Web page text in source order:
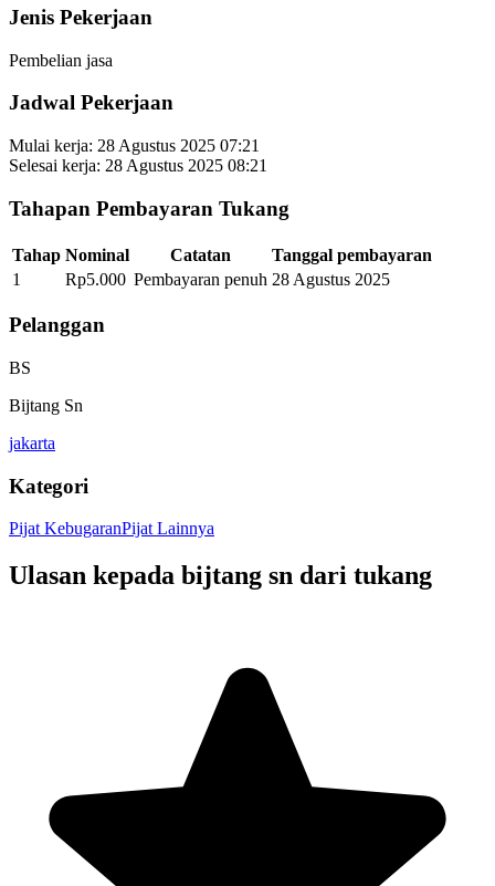
Jenis Pekerjaan
Pembelian jasa
Jadwal Pekerjaan
Mulai kerja: 28 Agustus 2025 07:21
Selesai kerja: 28 Agustus 2025 08:21
Tahapan Pembayaran Tukang
Tahap Nominal Catatan
Tanggal pembayaran
1
Rp5.000 Pembayaran penuh 28 Agustus 2025
Pelanggan
BS
Bijtang Sn
jakarta
Kategori
Pijat KebugaranPijat Lainnya
Ulasan kepada bijtang sn dari tukang